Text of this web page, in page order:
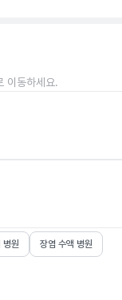
이동하세요.
병원 장염 수액 병원